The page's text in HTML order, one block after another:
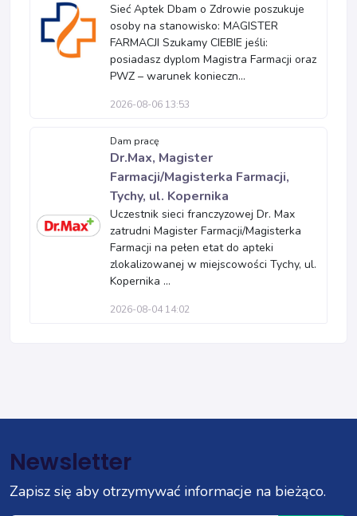
Sieć Aptek Dbam o Zdrowie poszukuje
osoby na stanowisko: MAGISTER
FARMACJI Szukamy CIEBIE jeśli:
posiadasz dyplom Magistra Farmacji oraz
PWZ – warunek konieczn...
2026-08-06 13:53
Dam pracę
Dr.Max, Magister
Farmacji/Magisterka Farmacji,
Tychy, ul. Kopernika
Uczestnik sieci franczyzowej Dr. Max
zatrudni Magister Farmacji/Magisterka
Farmacji na pełen etat do apteki
zlokalizowanej w miejscowości Tychy, ul.
Kopernika ...
2026-08-04 14:02
Newsletter
Zapisz się aby otrzymywać informacje na bieżąco.